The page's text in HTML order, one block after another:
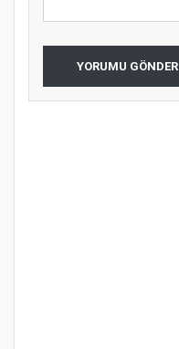
YORUMU GÖNDER